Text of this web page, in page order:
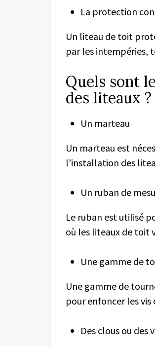
La protection
Un liteau de toit
par les intempéries,
Quels sont
des liteaux ?
Un marteau
Un marteau est
l’installation des
Un ruban de
Le ruban est utilisé
où les liteaux de toit
Une gamme de
Une gamme de
pour enfoncer les vis
Des clous ou des